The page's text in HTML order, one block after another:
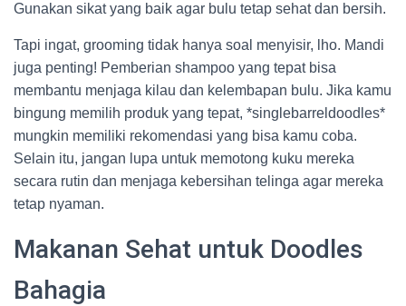
Gunakan sikat yang baik agar bulu tetap sehat dan bersih.
Tapi ingat, grooming tidak hanya soal menyisir, lho. Mandi
juga penting! Pemberian shampoo yang tepat bisa
membantu menjaga kilau dan kelembapan bulu. Jika kamu
bingung memilih produk yang tepat, *singlebarreldoodles*
mungkin memiliki rekomendasi yang bisa kamu coba.
Selain itu, jangan lupa untuk memotong kuku mereka
secara rutin dan menjaga kebersihan telinga agar mereka
tetap nyaman.
Makanan Sehat untuk Doodles
Bahagia